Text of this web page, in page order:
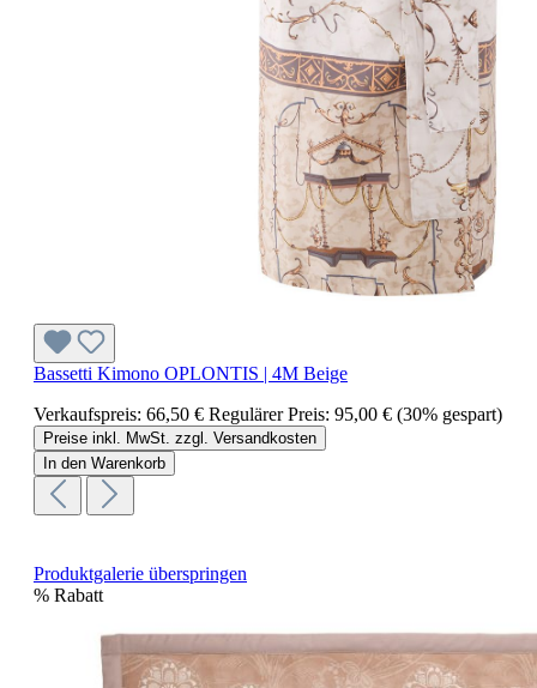
Bassetti Kimono OPLONTIS | 4M Beige
Verkaufspreis: 66,50 € Regulärer Preis: 95,00 € (30% gespart)
Preise inkl. MwSt. zzgl. Versandkosten
In den Warenkorb
Produktgalerie überspringen
% Rabatt